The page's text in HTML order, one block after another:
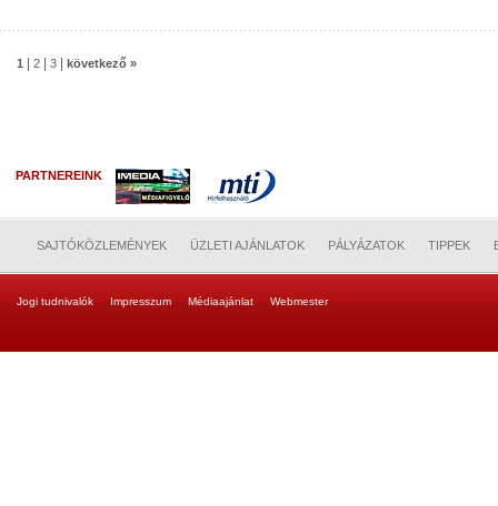
1 2 3 következő »
PARTNEREINK
SAJTÓKÖZLEMÉNYEK ÜZLETI AJÁNLATOK PÁLYÁZATOK TIPPEK
Jogi tudnivalók Impresszum Médiaajánlat Webmester